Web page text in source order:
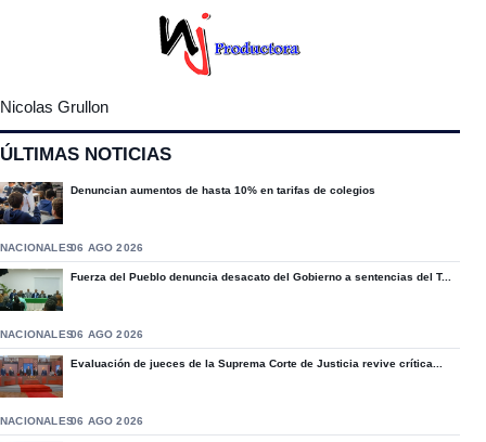
Nicolas Grullon
ÚLTIMAS NOTICIAS
Denuncian aumentos de hasta 10% en tarifas de colegios
NACIONALES06 AGO 2026
Fuerza del Pueblo denuncia desacato del Gobierno a sentencias del T...
NACIONALES06 AGO 2026
Evaluación de jueces de la Suprema Corte de Justicia revive crítica...
NACIONALES06 AGO 2026